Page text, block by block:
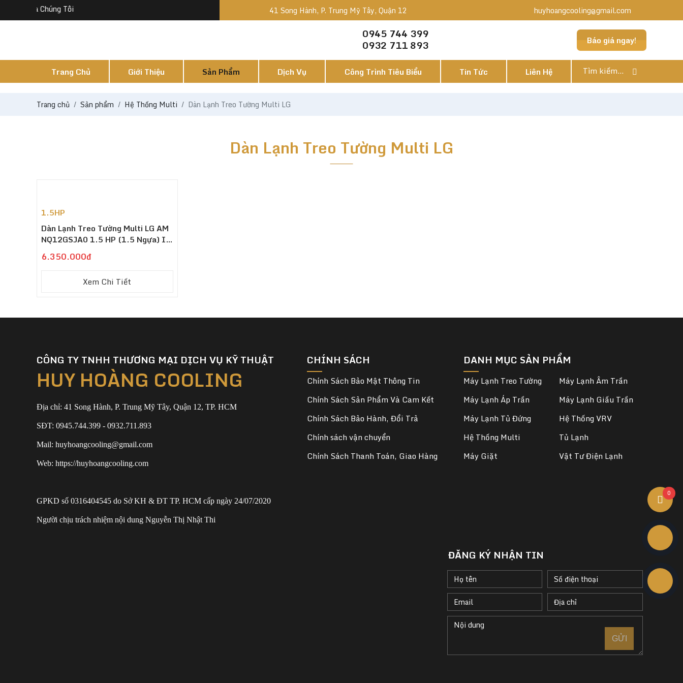
Của Chúng Tôi 41 Song Hành, P. Trung Mỹ Tây, Quận 12 huyhoangcooling@gmail.com
0945 744 399
0932 711 893 Báo giá ngay!
Trang Chủ Giới Thiệu Sản Phẩm Dịch Vụ Công Trình Tiêu Biểu Tin Tức Liên Hệ
Trang chủ Sản phẩm Hệ Thống Multi Dàn Lạnh Treo Tường Multi LG
Dàn Lạnh Treo Tường Multi LG
1.5HP
Dàn Lạnh Treo Tường Multi LG AM
NQ12GSJA0 1.5 HP (1.5 Ngựa) In
Verter
6.350.000đ
Xem Chi Tiết
CÔNG TY TNHH THƯƠNG MẠI DỊCH VỤ KỸ THUẬT
HUY HOÀNG COOLING
Địa chỉ: 41 Song Hành, P. Trung Mỹ Tây, Quận 12, TP. HCM
SĐT: 0945.744.399 - 0932.711.893
Mail: huyhoangcooling@gmail.com
Web: https://huyhoangcooling.com
GPKD số 0316404545 do Sở KH & ĐT TP. HCM cấp ngày 24/07/2020
Người chịu trách nhiệm nội dung Nguyễn Thị Nhật Thi
CHÍNH SÁCH
Chính Sách Bảo Mật Thông Tin
Chính Sách Sản Phẩm Và Cam Kết
Chính Sách Bảo Hành, Đổi Trả
Chính sách vận chuyển
Chính Sách Thanh Toán, Giao Hàng
DANH MỤC SẢN PHẨM
Máy Lạnh Treo Tường
Máy Lạnh Âm Trần
Máy Lạnh Áp Trần
Máy Lạnh Giấu Trần
Máy Lạnh Tủ Đứng
Hệ Thống VRV
Hệ Thống Multi
Tủ Lạnh
Máy Giặt
Vật Tư Điện Lạnh
ĐĂNG KÝ NHẬN TIN
0